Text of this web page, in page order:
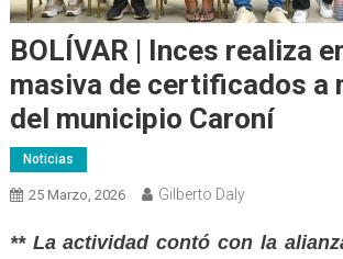
BOLÍVAR | Inces realiza
masiva de certificados a
del municipio Caroní
Noticias
25 Marzo, 2026 Gilberto Daly
** La actividad contó con la